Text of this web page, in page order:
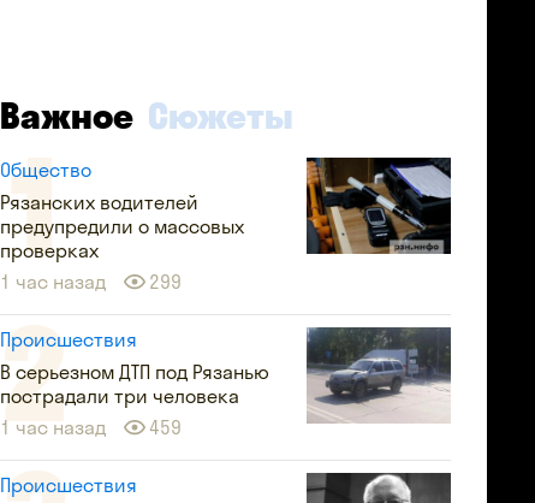
Важное Сюжеты
Общество
Рязанских водителей
предупредили о массовых
проверках
1 час назад
299
Происшествия
В серьезном ДТП под Рязанью
пострадали три человека
1 час назад
459
Происшествия